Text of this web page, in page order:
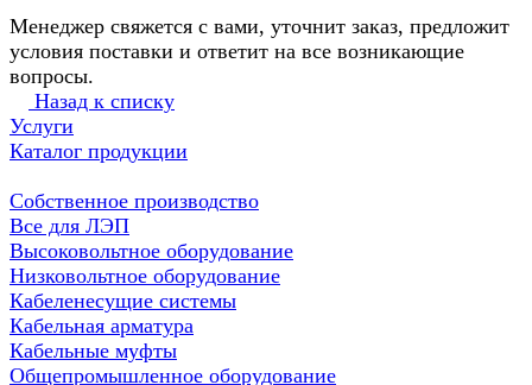
Менеджер свяжется с вами, уточнит заказ, предложит
условия поставки и ответит на все возникающие
вопросы.
Назад к списку
Услуги
Каталог продукции
Собственное производство
Все для ЛЭП
Высоковольтное оборудование
Низковольтное оборудование
Кабеленесущие системы
Кабельная арматура
Кабельные муфты
Общепромышленное оборудование